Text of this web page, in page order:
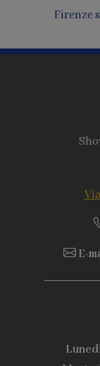
Firenze
E-